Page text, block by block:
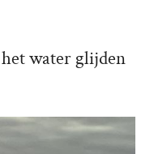
water glijden